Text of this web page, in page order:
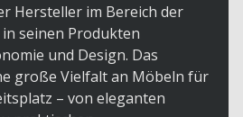
Hersteller im Bereich der
seinen Produkten
und Design. Das
große Vielfalt an Möbeln für
– von eleganten